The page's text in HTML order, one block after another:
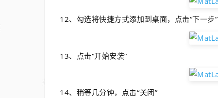
12、 勾选将快捷方式添加到桌面，点击“下一步”
13、 点击“开始安装”
14、稍等几分钟， 点击“关闭”